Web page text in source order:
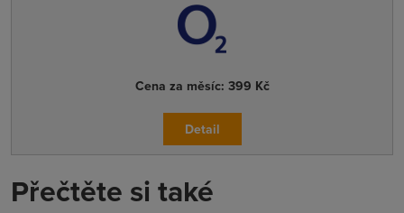
Cena za měsíc: 399 Kč
Detail
Přečtěte si také